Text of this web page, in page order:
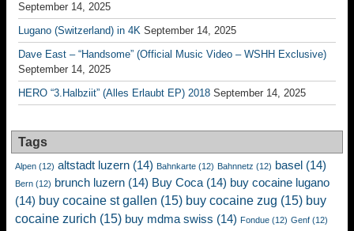
September 14, 2025
Lugano (Switzerland) in 4K September 14, 2025
Dave East – “Handsome” (Official Music Video – WSHH Exclusive)
September 14, 2025
HERO “3.Halbziit” (Alles Erlaubt EP) 2018 September 14, 2025
Tags
Alpen (12) altstadt luzern (14) Bahnkarte (12) Bahnnetz (12) basel (14)
Bern (12) brunch luzern (14) Buy Coca (14) buy cocaine lugano
(14) buy cocaine st gallen (15) buy cocaine zug (15) buy
cocaine zurich (15) buy mdma swiss (14) Fondue (12) Genf (12)